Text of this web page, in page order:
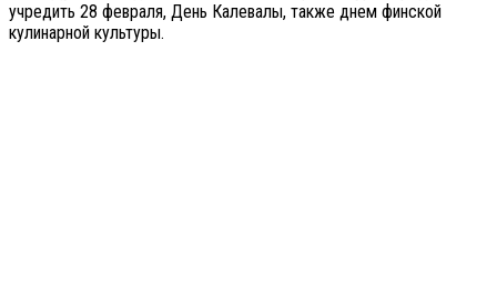
учредить 28 февраля, День Калевалы, также днем финской
кулинарной культуры.